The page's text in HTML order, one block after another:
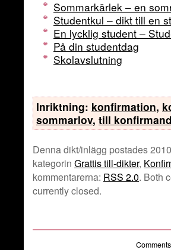
Sommarkärlek – en
Studentkul – dikt till en
En lycklig student –
På din studentdag
Skolavslutning
Inriktning: konfirmation,
sommarlov, till
Denna dikt/inlägg postades
kategorin Grattis till-dikter,
kommentarerna: RSS 2.0. Both
currently closed.